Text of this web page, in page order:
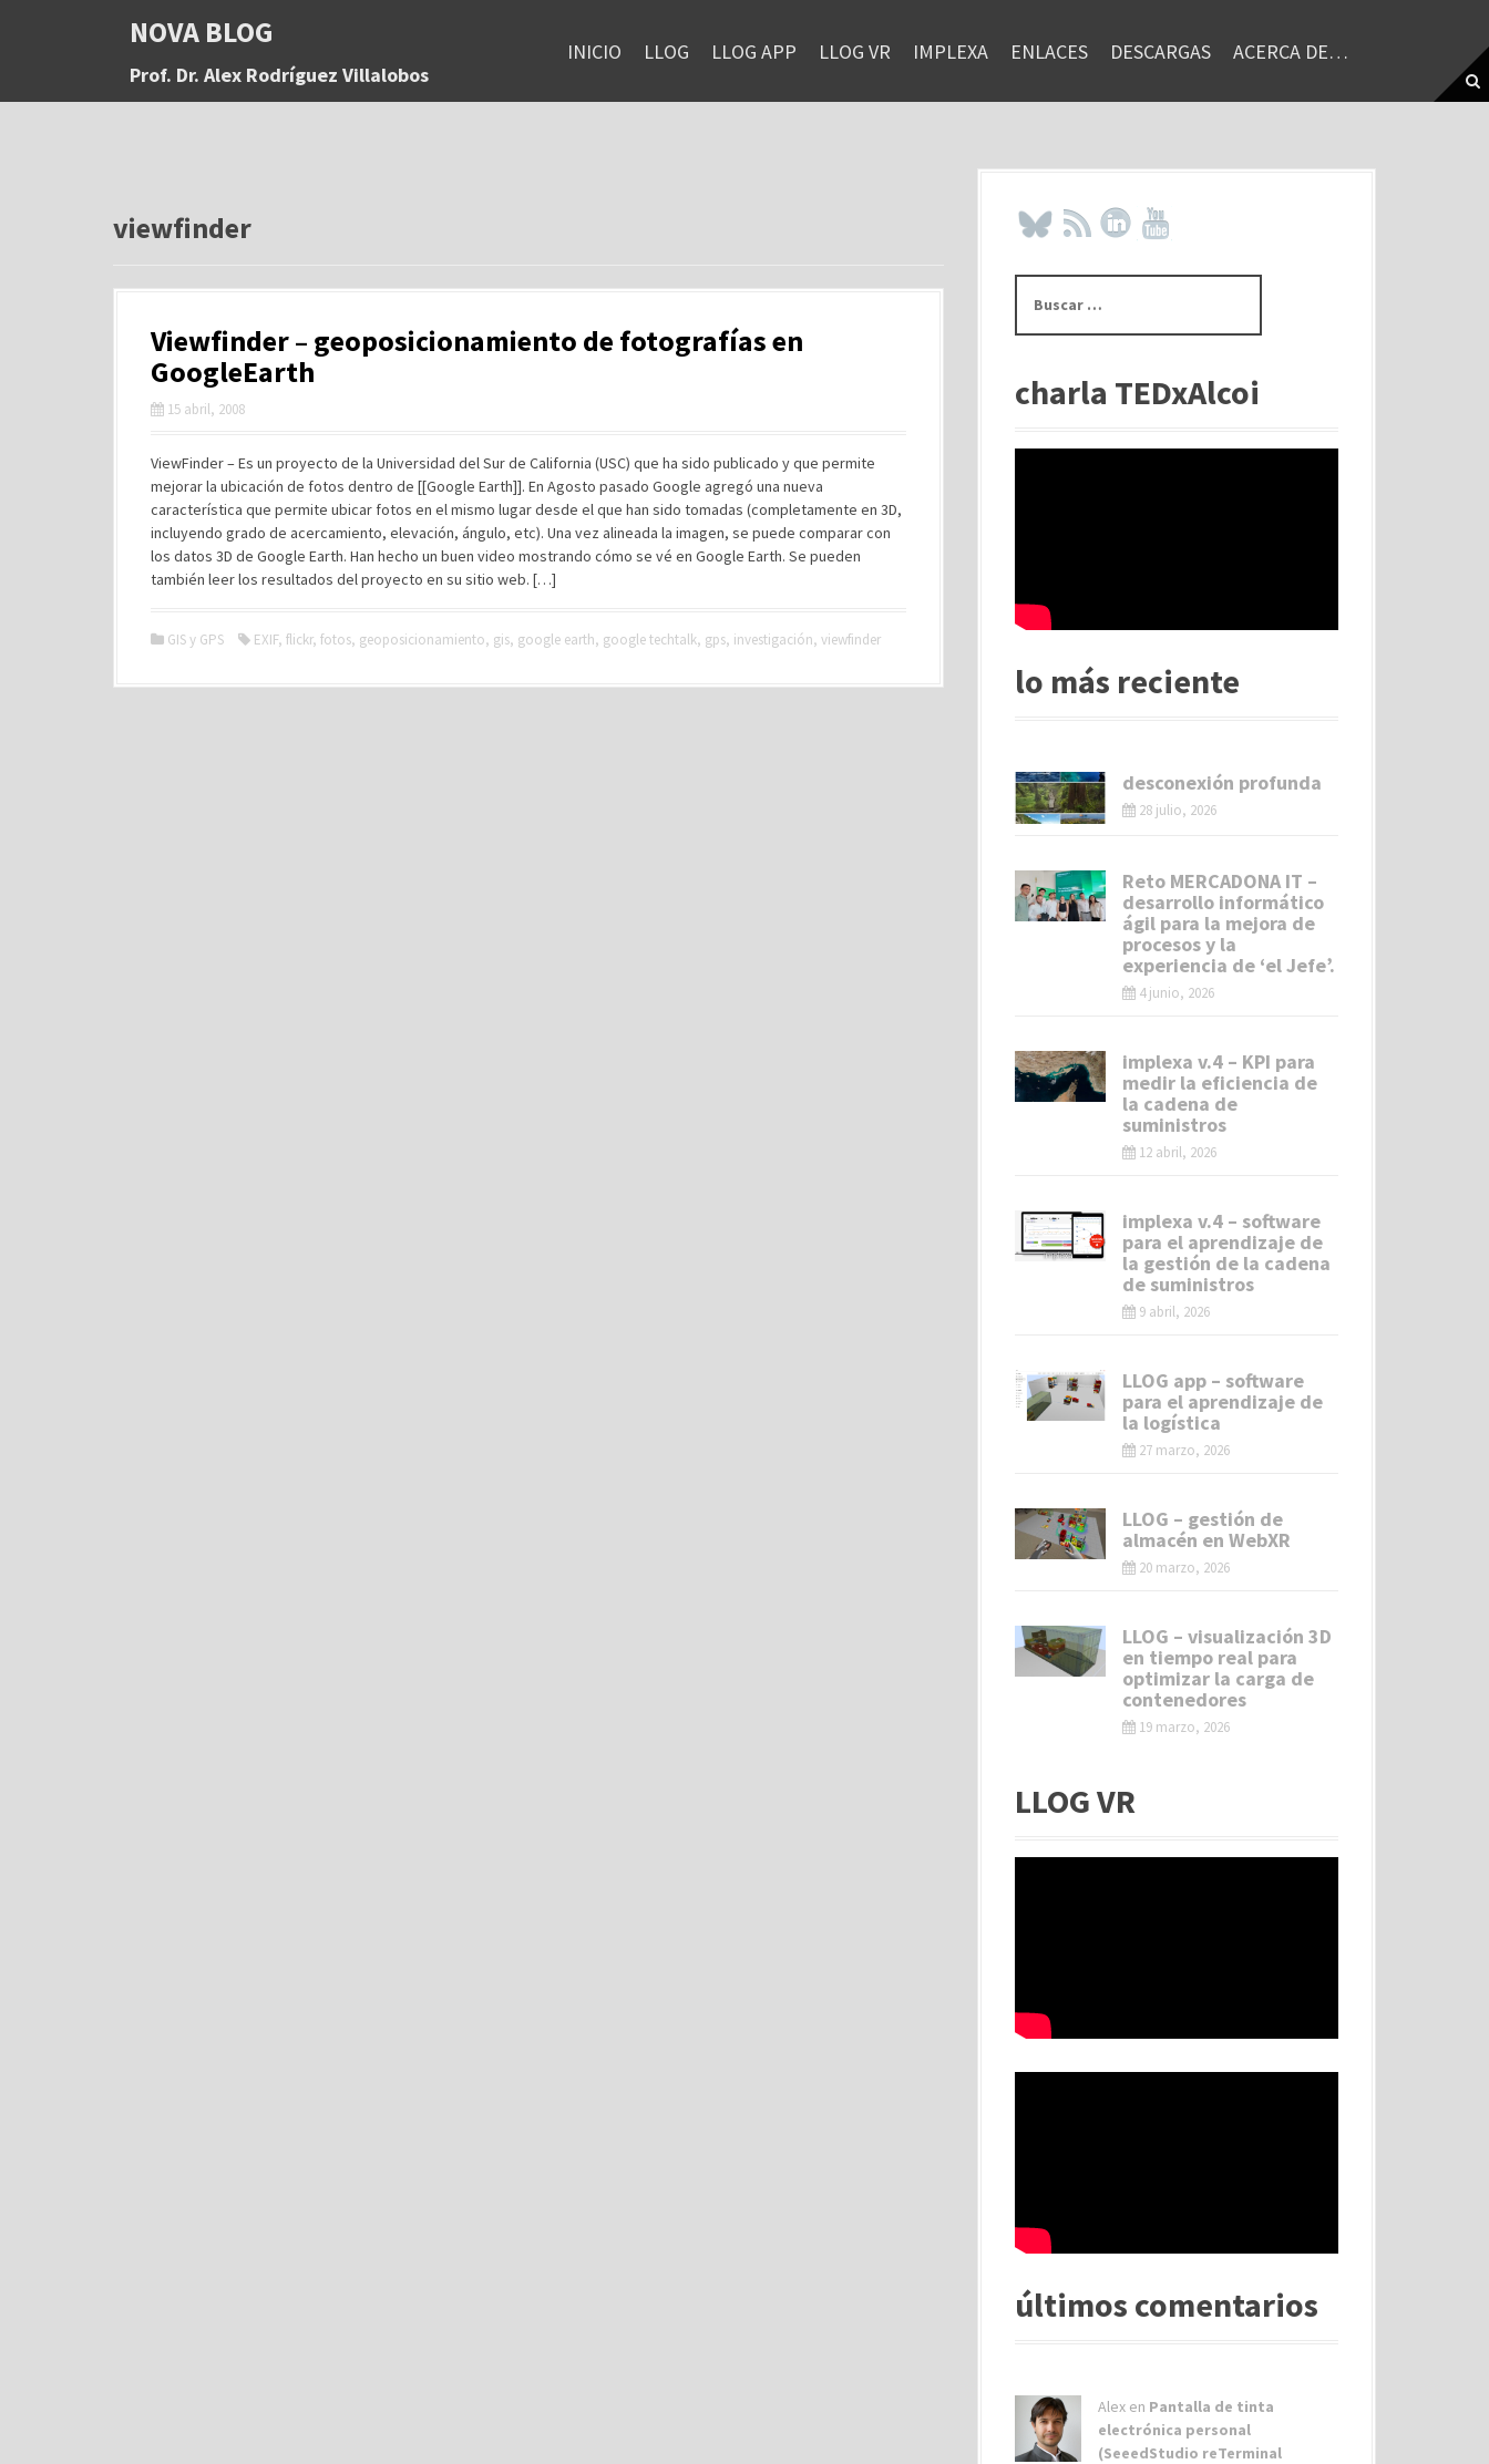
a
NOVA BLOG
Prof. Dr. Alex Rodríguez Villalobos
INICIO LLOG LLOG APP LLOG VR IMPLEXA ENLACES DESCARGAS ACERCA DE…
viewfinder
Viewfinder – geoposicionamiento de fotografías en
GoogleEarth
15 abril, 2008
ViewFinder – Es un proyecto de la Universidad del Sur de California (USC) que ha sido publicado y que permite
mejorar la ubicación de fotos dentro de [[Google Earth]]. En Agosto pasado Google agregó una nueva
característica que permite ubicar fotos en el mismo lugar desde el que han sido tomadas (completamente en 3D,
incluyendo grado de acercamiento, elevación, ángulo, etc). Una vez alineada la imagen, se puede comparar con
los datos 3D de Google Earth. Han hecho un buen video mostrando cómo se vé en Google Earth. Se pueden
también leer los resultados del proyecto en su sitio web. […]
GIS y GPS EXIF, flickr, fotos, geoposicionamiento, gis, google earth, google techtalk, gps, investigación, viewfinder
s
rcharla TEDxAlcoi
lo más reciente
desconexión profunda
28 julio, 2026
Reto MERCADONA IT –
desarrollo informático
ágil para la mejora de
procesos y la
experiencia de ‘el Jefe’.
4 junio, 2026
implexa v.4 – KPI para
medir la eficiencia de
la cadena de
suministros
12 abril, 2026
implexa v.4 – software
para el aprendizaje de
la gestión de la cadena
de suministros
9 abril, 2026
LLOG app – software
para el aprendizaje de
la logística
27 marzo, 2026
LLOG – gestión de
almacén en WebXR
20 marzo, 2026
LLOG – visualización 3D
en tiempo real para
optimizar la carga de
contenedores
19 marzo, 2026
LLOG VR
últimos comentarios
Alex en Pantalla de tinta
electrónica personal
(SeeedStudio reTerminal